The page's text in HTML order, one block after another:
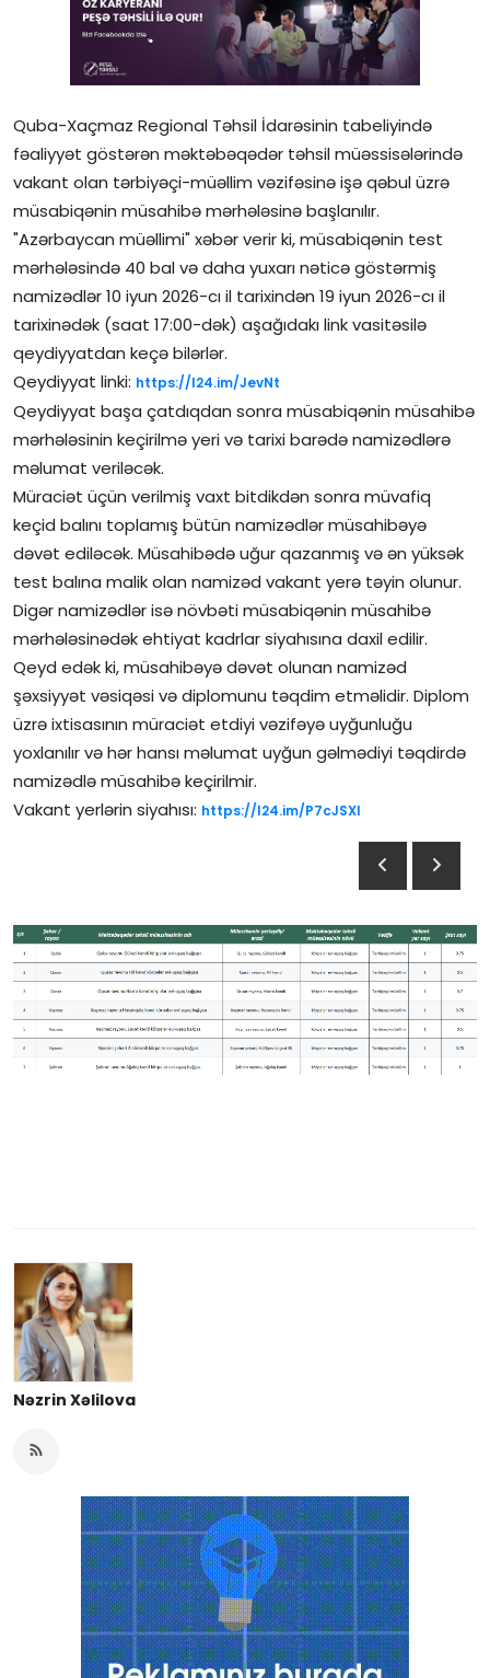
Reportaj
Pedaqogika
Regionlar
Qəzetin PDF arxivi
İctimai şura
Dünya
Quba-Xaçmaz Regional Təhsil İdarəsinin tabeliyində
fəaliyyət göstərən məktəbəqədər təhsil müəssisələrində
vakant olan tərbiyəçi-müəllim vəzifəsinə işə qəbul üzrə
müsabiqənin müsahibə mərhələsinə başlanılır.
"Azərbaycan müəllimi" xəbər verir ki, müsabiqənin test
mərhələsində 40 bal və daha yuxarı nəticə göstərmiş
namizədlər 10 iyun 2026-cı il tarixindən 19 iyun 2026-cı il
tarixinədək (saat 17:00-dək) aşağıdakı link vasitəsilə
qeydiyyatdan keçə bilərlər.
Qeydiyyat linki: https://l24.im/JevNt
Qeydiyyat başa çatdıqdan sonra müsabiqənin müsahibə
mərhələsinin keçirilmə yeri və tarixi barədə namizədlərə
məlumat veriləcək.
Müraciət üçün verilmiş vaxt bitdikdən sonra müvafiq
keçid balını toplamış bütün namizədlər müsahibəyə
dəvət ediləcək. Müsahibədə uğur qazanmış və ən yüksək
test balına malik olan namizəd vakant yerə təyin olunur.
Digər namizədlər isə növbəti müsabiqənin müsahibə
mərhələsinədək ehtiyat kadrlar siyahısına daxil edilir.
Qeyd edək ki, müsahibəyə dəvət olunan namizəd
şəxsiyyət vəsiqəsi və diplomunu təqdim etməlidir. Diplom
üzrə ixtisasının müraciət etdiyi vəzifəyə uyğunluğu
yoxlanılır və hər hansı məlumat uyğun gəlmədiyi təqdirdə
namizədlə müsahibə keçirilmir.
Vakant yerlərin siyahısı: https://l24.im/P7cJSXl
Nəzrin Xəlilova